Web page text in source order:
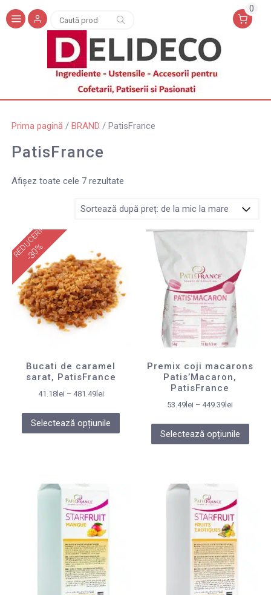
Caută
după:
Caută
0
Prima pagină/ BRAND / PatisFrance
PatisFrance
Afișez toate cele 7 rezultate
REDUCERI!
-30%
Bucati de caramel
sarat, PatisFrance
41.18lei – 481.49lei
Selectează opțiunile
Premix coji macarons
Patis’Macaron,
PatisFrance
53.49 lei – 449.39 lei
Selectează opțiunile